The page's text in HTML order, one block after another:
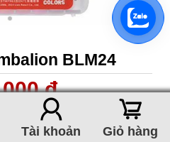
󰃳
Tài khoản
󰃦
Giỏ hàng
BLM24
đ
Marker